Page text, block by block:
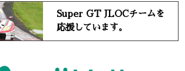
Super GT JLOCチームを
応援しています。